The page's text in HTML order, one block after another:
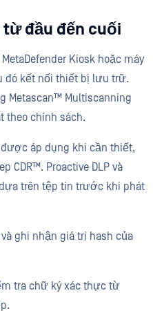
đầu đến cuối
Kiosk hoặc máy
đó kết nối thiết bị lưu trữ.
Metascan™ Multiscanning
theo chính sách.
áp dụng khi cần thiết,
CDR™. Proactive DLP và
trên tệp tin trước khi phát
ghi nhận giá trị hash của
tra chữ ký xác thực từ